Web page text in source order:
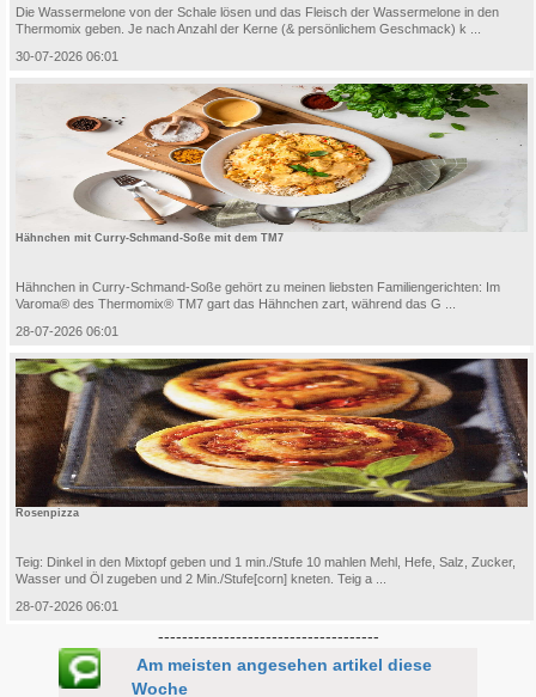
Die Wassermelone von der Schale lösen und das Fleisch der Wassermelone in den
Thermomix geben. Je nach Anzahl der Kerne (& persönlichem Geschmack) k ...
30-07-2026 06:01
Hähnchen mit Curry-Schmand-Soße mit dem TM7
Hähnchen in Curry-Schmand-Soße gehört zu meinen liebsten Familiengerichten: Im
Varoma® des Thermomix® TM7 gart das Hähnchen zart, während das G ...
28-07-2026 06:01
Rosenpizza
Teig: Dinkel in den Mixtopf geben und 1 min./Stufe 10 mahlen Mehl, Hefe, Salz, Zucker,
Wasser und Öl zugeben und 2 Min./Stufe[corn] kneten. Teig a ...
28-07-2026 06:01
-------------------------------------
Am meisten angesehen artikel diese
Woche